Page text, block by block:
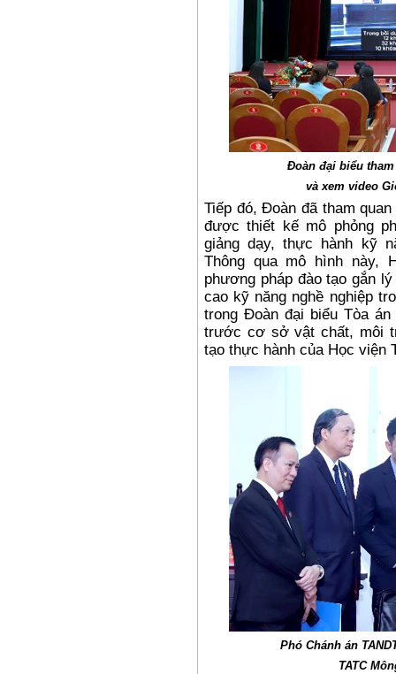
Đoàn đại biểu
và xem video
Tiếp đó, Đoàn đã tham
được thiết kế mô phỏng
giảng dạy, thực hành kỹ
Thông qua mô hình này,
phương pháp đào tạo gắn
cao kỹ năng nghề nghiệp
trong Đoàn đại biểu Tòa
trước cơ sở vật chất, môi
tạo thực hành của Học viện
Phó Chánh án
TATC